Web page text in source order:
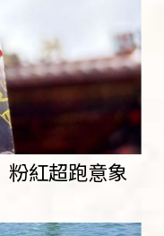
紅超跑意象